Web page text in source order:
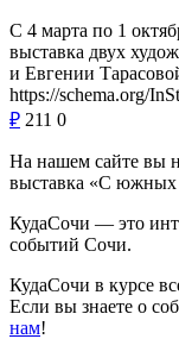
С 4 марта по 1
выставка двух
и Евгении
https://schema.org/
₽ 211 0
На нашем сайте вы
выставка «С южных
КудаСочи — это
событий Сочи.
КудаСочи в курсе
Если вы знаете о
нам!